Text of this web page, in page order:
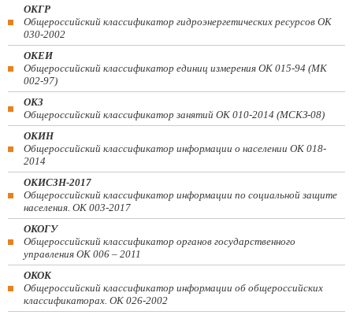
ОКГР
Общероссийский классификатор гидроэнергетических ресурсов ОК
030-2002
ОКЕИ
Общероссийский классификатор единиц измерения ОК 015-94 (МК
002-97)
ОКЗ
Общероссийский классификатор занятий ОК 010-2014 (МСКЗ-08)
ОКИН
Общероссийский классификатор информации о населении ОК 018-
2014
ОКИСЗН-2017
Общероссийский классификатор информации по социальной защите
населения. ОК 003-2017
ОКОГУ
Общероссийский классификатор органов государственного
управления ОК 006 – 2011
ОКОК
Общероссийский классификатор информации об общероссийских
классификаторах. ОК 026-2002